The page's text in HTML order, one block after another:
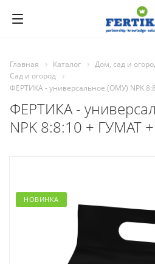
Главная Каталог Дом, сад и
Сад и огород
ФЕРТИКА - универсальное (ОМУ) NPK
ФЕРТИКА -
NPK 8:8:10 + ГУМАТ
НОВИНКА